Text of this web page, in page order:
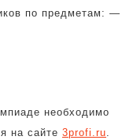
по предметам: —
необходимо
на сайте 3profi.ru.